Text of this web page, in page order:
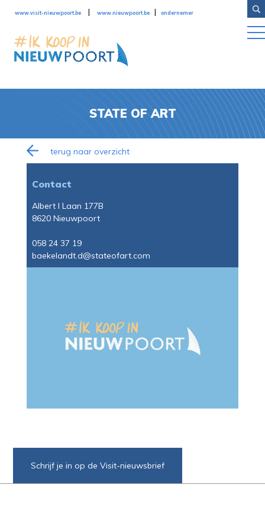
www.visit-nieuwpoort.be | www.nieuwpoort.be | ondernemer
STATE OF ART
terug naar overzicht
Contact
Albert I Laan 177B
8620 Nieuwpoort
058 24 37 19
baekelandt.d@stateofart.com
Schrijf je in op de Visit-nieuwsbrief